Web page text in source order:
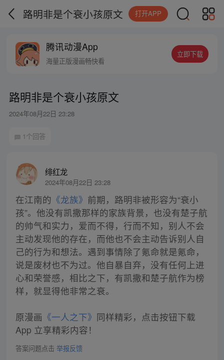
路明非是个衰小孩原文 打开APP
腾讯动漫App
海量正版漫画畅快看
立即下载
路明非是个衰小孩原文
2024年08月22日 23:28
1个回答
绯红龙
2024年08月22日 23:28
在江南的 《龙族》 前期，路明非被形容为“衰小
孩”。他没有凯撒那样的家族背景，也没有楚子航
的帅气和实力，爱而不得，行而不知，别人不会
主动发现他的存在，而他也不会主动告诉别人自
己的行为和想法。遇到事情除了氪命就是氪命，
说是废材也不为过。他自暴自弃，没有任何上进
心和荣誉感，相比之下，有凯撒和楚子航作为榜
样，就显得他非常之衰。
原漫画 《一人之下》 同样精彩，点击按钮下载
App 立享精彩内容！
答案问题点击 举报反馈